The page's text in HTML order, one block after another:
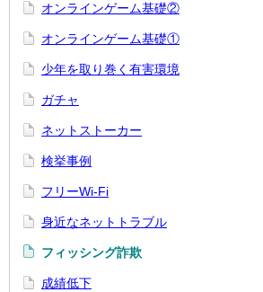
オンラインゲーム基礎②
オンラインゲーム基礎①
少年を取り巻く有害環境
ガチャ
ネットストーカー
検挙事例
フリーWi-Fi
身近なネットトラブル
フィッシング詐欺
成績低下